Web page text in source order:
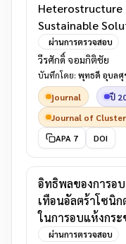
Heterostructure
Sustainable
ผ่านการตรวจสอบ
วีรศักดิ์ จอมกิติชัย
บันทึกโดย: พุทธดี อุบลศุ
journal
ปี
Journal of
APA 7
DOI
อิทธิพลของการอ
เทือนอัลตร้าโซนิ
ในการอบแห้งกร
ผ่านการตรวจสอบ